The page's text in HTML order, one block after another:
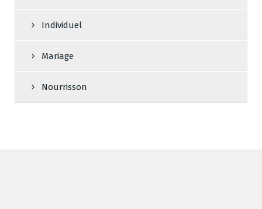
Individuel
Mariage
Nourrisson